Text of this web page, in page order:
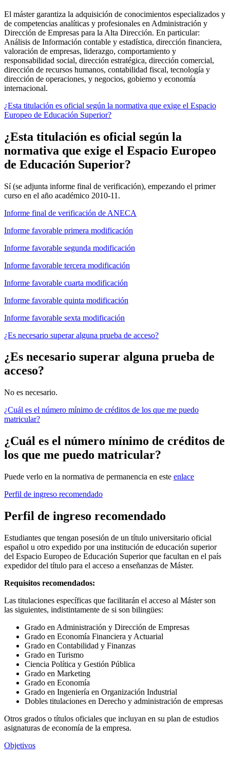
El máster garantiza la adquisición de conocimientos especializados y
de competencias analíticas y profesionales en Administración y
Dirección de Empresas para la Alta Dirección. En particular:
Análisis de Información contable y estadística, dirección financiera,
valoración de empresas, liderazgo, comportamiento y
responsabilidad social, dirección estratégica, dirección comercial,
dirección de recursos humanos, contabilidad fiscal, tecnología y
dirección de operaciones, y negocios, gobierno y economía
internacional.
¿Esta titulación es oficial según la normativa que exige el Espacio
Europeo de Educación Superior?
¿Esta titulación es oficial según la
normativa que exige el Espacio Europeo
de Educación Superior?
Sí (se adjunta informe final de verificación), empezando el primer
curso en el año académico 2010-11.
Informe final de verificación de ANECA
Informe favorable primera modificación
Informe favorable segunda modificación
Informe favorable tercera modificación
Informe favorable cuarta modificación
Informe favorable quinta modificación
Informe favorable sexta modificación
¿Es necesario superar alguna prueba de acceso?
¿Es necesario superar alguna prueba de
acceso?
No es necesario.
¿Cuál es el número mínimo de créditos de los que me puedo
matricular?
¿Cuál es el número mínimo de créditos de
los que me puedo matricular?
Puede verlo en la normativa de permanencia en este enlace
Perfil de ingreso recomendado
Perfil de ingreso recomendado
Estudiantes que tengan posesión de un título universitario oficial
español u otro expedido por una institución de educación superior
del Espacio Europeo de Educación Superior que facultan en el país
expedidor del título para el acceso a enseñanzas de Máster.
Requisitos recomendados:
Las titulaciones específicas que facilitarán el acceso al Máster son
las siguientes, indistintamente de si son bilingües:
Grado en Administración y Dirección de Empresas
Grado en Economía Financiera y Actuarial
Grado en Contabilidad y Finanzas
Grado en Turismo
Ciencia Política y Gestión Pública
Grado en Marketing
Grado en Economía
Grado en Ingeniería en Organización Industrial
Dobles titulaciones en Derecho y administración de empresas
Otros grados o títulos oficiales que incluyan en su plan de estudios
asignaturas de economía de la empresa.
Objetivos